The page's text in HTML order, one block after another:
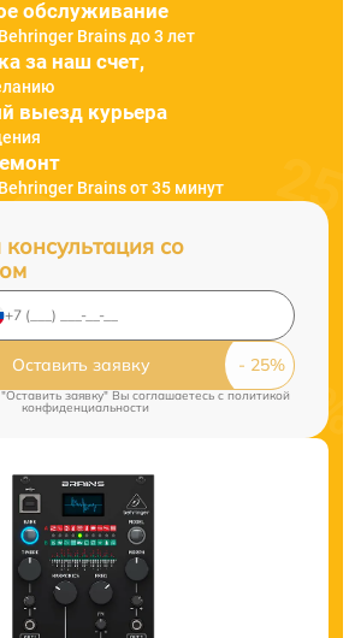
обслуживание
Brains до 3 лет
за наш счет,
выезд курьера
Brains от 35 минут
со
Оставить заявку
заявку" Вы соглашаетесь cполитикой
конфиденциальности